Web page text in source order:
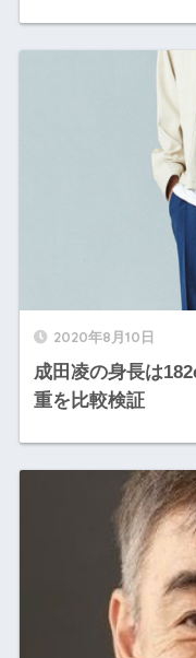
2020年8月10日
成田凌の身長は
重を比較検証